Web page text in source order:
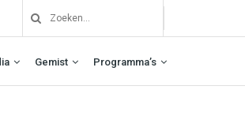
Gemist Programma’s